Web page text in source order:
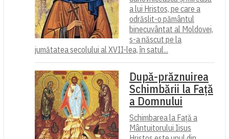
a lui Hristos, pe care a
odrăslit-o pământul
binecuvântat al Moldovei,
s-a născut pe la
jumătatea secolului al XVII-lea, în satul...
După-prăznuirea
Schimbării la Față
a Domnului
Schimbarea la Față a
Mântuitorului Iisus